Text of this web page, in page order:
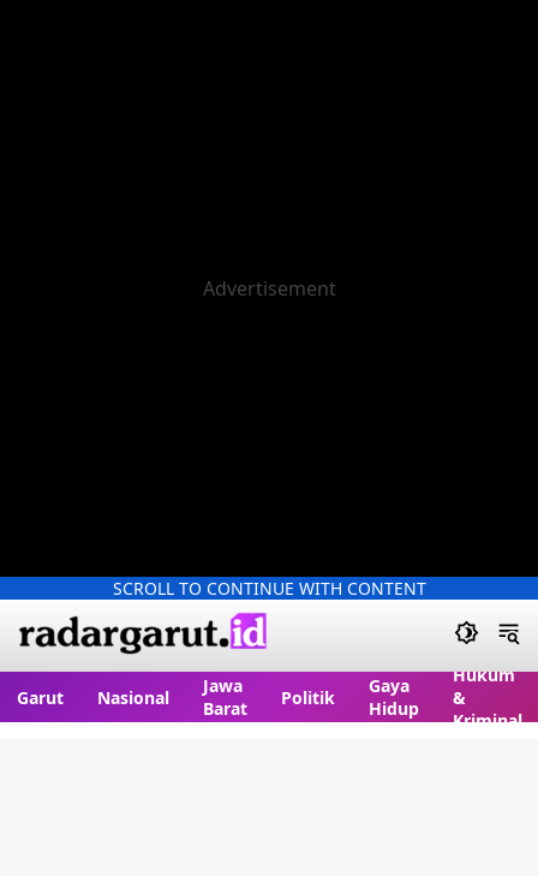
SCROLL TO CONTINUE WITH CONTENT
Garut Nasional
Jawa
Barat
Politik
Gaya
Hidup
Hukum
&
Kriminal